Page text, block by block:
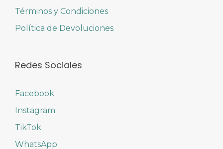
Términos y Condiciones
Política de Devoluciones
Redes Sociales
Facebook
Instagram
TikTok
WhatsApp